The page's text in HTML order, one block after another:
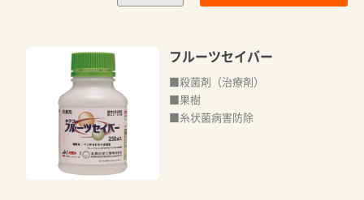
フルーツセイバー
■殺菌剤（治療剤）
■果樹
■糸状菌病害防除